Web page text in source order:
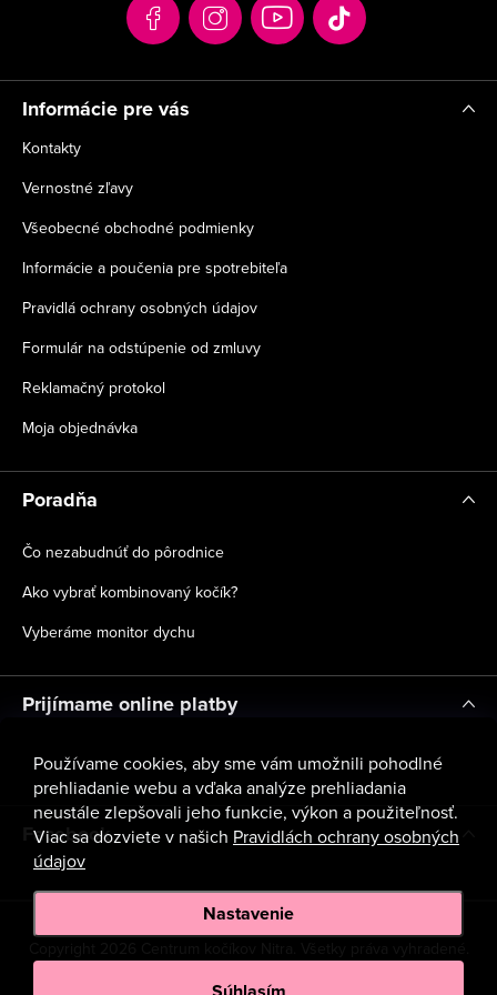
Používame cookies, aby sme vám umožnili pohodlné
prehliadanie webu a vďaka analýze prehliadania
neustále zlepšovali jeho funkcie, výkon a použiteľnosť.
Viac sa dozviete v našich Pravidlách ochrany osobných
údajov
Nastavenie
e
Informácie pre vás
Kontakty
Vernostné zľavy
Všeobecné obchodné podmienky
Informácie a poučenia pre spotrebiteľa
Pravidlá ochrany osobných údajov
Formulár na odstúpenie od zmluvy
Reklamačný protokol
Moja objednávka
Poradňa
Čo nezabudnúť do pôrodnice
Ako vybrať kombinovaný kočík?
Vyberáme monitor dychu
Prijímame online platby
Facebook